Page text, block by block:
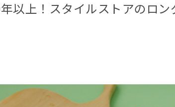
以上！スタイルストアのロン